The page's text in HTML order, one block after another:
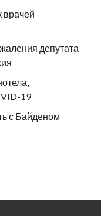
врачей
депутата
19
с Байденом